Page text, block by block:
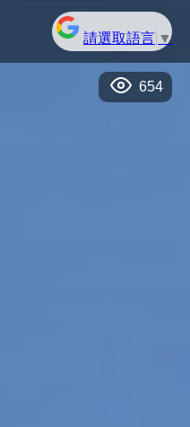
請選取語言 ▼
654